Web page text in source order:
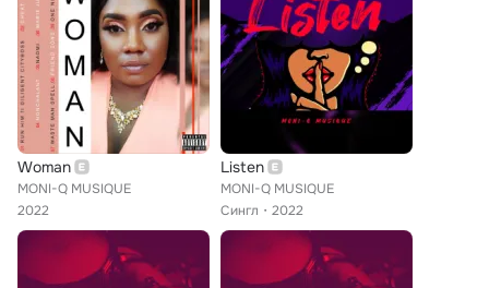
Woman
MONI-Q MUSIQUE
2022
Listen
MONI-Q MUSIQUE
Сингл
2022